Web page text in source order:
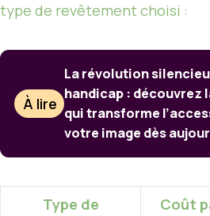
type de revêtement choisi :
À lire
La révolution
handicap : découvrez
qui transforme
votre image dès
Type de
Coût